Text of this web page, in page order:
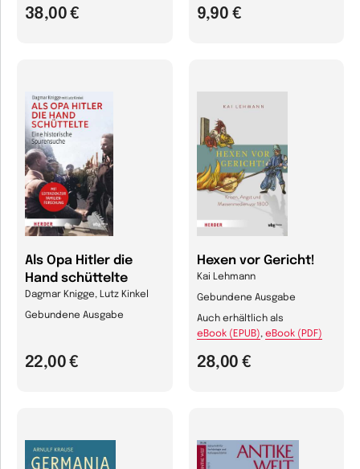
38,00 € 9,90 €
Als Opa Hitler die
Hand schüttelte
Dagmar Knigge, Lutz Kinkel
Gebundene Ausgabe
22,00 €
Hexen vor Gericht!
Kai Lehmann
Gebundene Ausgabe
28,00 €
Auch erhältlich als
eBook (EPUB), eBook (PDF)